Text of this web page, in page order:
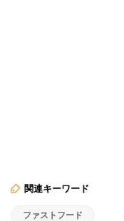
関連キーワード
ファストフード